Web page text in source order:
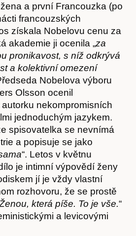
Články
a první Francouzka (po
francouzských
získala Nobelovu cenu za
akademie ji ocenila „za
pronikavost, s níž odkrývá
a kolektivní omezení
Nobelova výboru
Olsson ocenil
nekompromisních
jednoduchým jazykem.
spisovatelka se nevnímá
a popisuje se jako
“. Letos v květnu
je intimní výpovědí ženy
jí je vždy vlastní
rozhovoru, že se prostě
která píše. To je vše.“
a levicovými